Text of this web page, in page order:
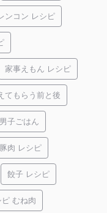
ンコン レシピ
家事えもん レシピ
てもらう前と後
男子ごはん
豚肉 レシピ
餃子 レシピ
むね肉